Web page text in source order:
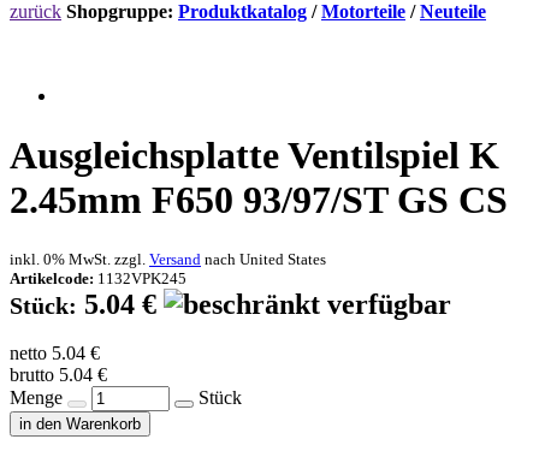
zurück Shopgruppe: Produktkatalog /Motorteile /Neuteile
Ausgleichsplatte Ventilspiel K
2.45mm F650 93/97/ST GS CS
inkl. 0% MwSt. zzgl. Versand nach United States
Artikelcode: 1132VPK245
Stück: 5.04 €
netto 5.04 €
brutto 5.04 €
Menge
Stück
in den Warenkorb